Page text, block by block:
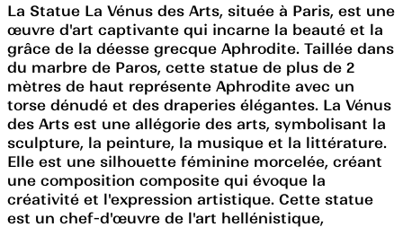
La Statue La Vénus des Arts, située à Paris, est une
œuvre d'art captivante qui incarne la beauté et la
grâce de la déesse grecque Aphrodite. Taillée dans
du marbre de Paros, cette statue de plus de 2
mètres de haut représente Aphrodite avec un
torse dénudé et des draperies élégantes. La Vénus
des Arts est une allégorie des arts, symbolisant la
sculpture, la peinture, la musique et la littérature.
Elle est une silhouette féminine morcelée, créant
une composition composite qui évoque la
créativité et l'expression artistique. Cette statue
est un chef-d'œuvre de l'art hellénistique,